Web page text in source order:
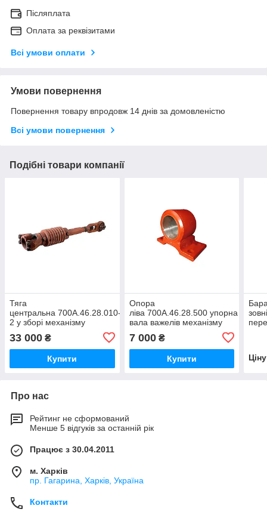
Післяплата
Оплата за реквізитами
Всі умови оплати
Умови повернення
Повернення товару впродовж 14 днів за домовленістю
Всі умови повернення
Подібні товари компанії
Тяга
центральна 700А.46.28.010-
2 у зборі механізму
задньої навіски трактора
Кировець К-700, К-700 А,
К-744
33 000 ₴
Купити
Опора
ліва 700А.46.28.500 упорна
вала важелів механізму
задньої навіски трактора
Кировець К-700, К-700 А,
К-701
7 000₴
Купити
Про нас
Рейтинг не сформований
Менше 5 відгуків за останній рік
Працює з 30.04.2011
м. Харків
пр. Гагарина, Харків, Україна
Контакти